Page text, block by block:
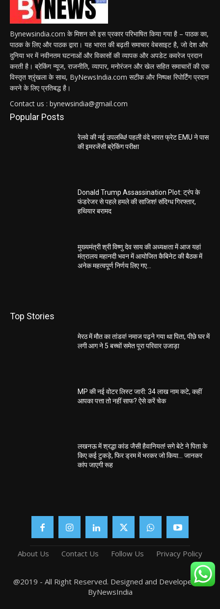
Bynewsindia.com के मिशन को इस प्रकार परिभाषित किया गया है – पाठक का,
पाठक के लिए और पाठक द्वारा। यह भारत की बढ़ती समाचार वेबसाइट है, जो देश और
दुनिया भर में नवीनतम घटनाओं और विकासों की व्यापक और अपडेट कवरेज प्रदान
करती है। ब्रेकिंग न्यूज, राजनीति, व्यापार, मनोरंजन और खेल सहित समाचारों की एक
विस्तृत श्रृंखला के साथ, ByNewsIndia.com सटीक और निष्पक्ष रिपोर्टिंग प्रदान
करने के लिए प्रतिबद्ध है।
Contact us : bynewsindia@gmail.com
Popular Posts
रेलवे की नई उपलब्धि! पहली वंदे भारत फ्रेट EMU ने पास
की इमरजेंसी ब्रेकिंग परीक्षा
Donald Trump Assassination Plot: ट्रंप के
फंडरेजर से पहले हमले की साजिश! संदिग्ध गिरफ्तार,
हथियार बरामद
मुख्यमंत्री श्री विष्णु देव साय की अध्यक्षता में आज यहां
मंत्रालय महानदी भवन में आयोजित कैबिनेट की बैठक में
अनेक महत्वपूर्ण निर्णय लिए गए...
Top Stories
मेरठ में मौत का तांडव! नमाज पढ़ने गया था पिता, पीछे घर में
लगी आग ने 5 बच्चों समेत पूरा परिवार उजाड़ा
MP की नई वोटर लिस्ट जारी: 34 लाख नाम कटे, कहीं
आपका पत्ता तो नहीं साफ? ऐसे करें चेक
लखनऊ में श्रद्धा कांड जैसी हैवानियत! सगे बेटे ने पिता के
किए कई टुकड़े, फिर ड्रम में भरकर जो किया… जानकर
कांप जाएगी रूह
About Us Contact Us Follow Us Privacy Policy
@2019 - All Right Reserved. Designed and Developed by
ByNewsIndia